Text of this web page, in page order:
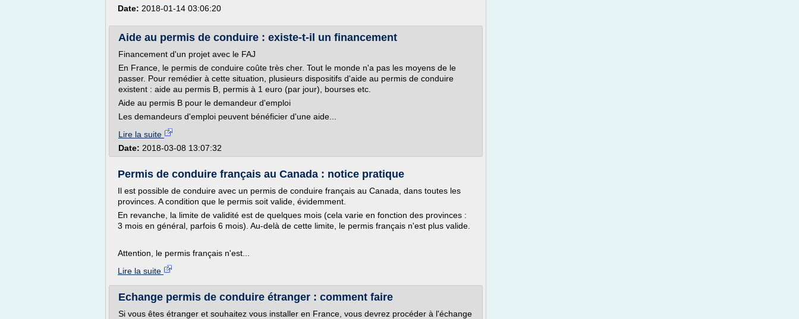
Date: 2018-01-14 03:06:20
Aide au permis de conduire : existe-t-il un financement
Financement d'un projet avec le FAJ
En France, le permis de conduire coûte très cher. Tout le monde n'a pas les moyens de le
passer. Pour remédier à cette situation, plusieurs dispositifs d'aide au permis de conduire
existent : aide au permis B, permis à 1 euro (par jour), bourses etc.
Aide au permis B pour le demandeur d'emploi
Les demandeurs d'emploi peuvent bénéficier d'une aide...
Lire la suite
Date: 2018-03-08 13:07:32
Permis de conduire français au Canada : notice pratique
Il est possible de conduire avec un permis de conduire français au Canada, dans toutes les
provinces. A condition que le permis soit valide, évidemment.
En revanche, la limite de validité est de quelques mois (cela varie en fonction des provinces :
3 mois en général, parfois 6 mois). Au-delà de cette limite, le permis français n'est plus valide.
Attention, le permis français n'est...
Lire la suite
Echange permis de conduire étranger : comment faire
Si vous êtes étranger et souhaitez vous installer en France, vous devrez procéder à l'échange